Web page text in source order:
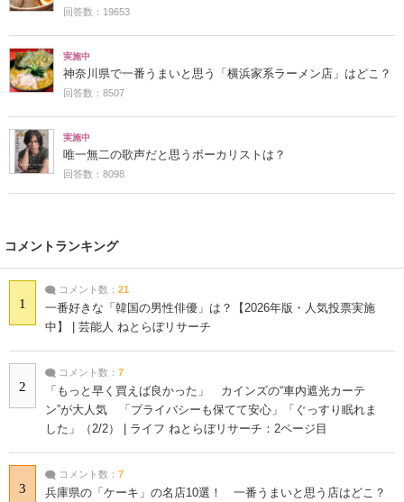
回答数：19653
実施中
神奈川県で一番うまいと思う「横浜家系ラーメン店」はどこ？
回答数：8507
実施中
唯一無二の歌声だと思うボーカリストは？
回答数：8098
コメントランキング
1
コメント数： 21
一番好きな「韓国の男性俳優」は？【2026年版・人気投票実施
中】 | 芸能人 ねとらぼリサーチ
2
コメント数： 7
「もっと早く買えば良かった」 カインズの“車内遮光カーテ
ン”が大人気 「プライバシーも保てて安心」「ぐっすり眠れま
した」（2/2） | ライフ ねとらぼリサーチ：2ページ目
3
コメント数： 7
兵庫県の「ケーキ」の名店10選！ 一番うまいと思う店はどこ？